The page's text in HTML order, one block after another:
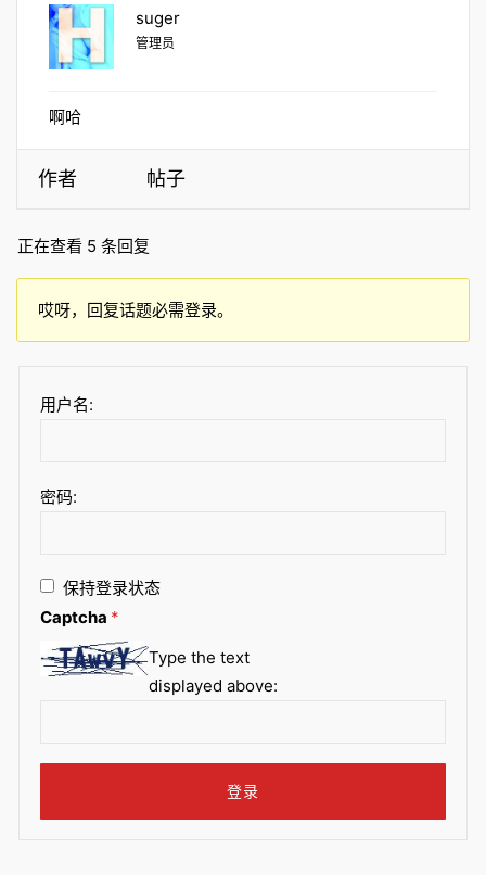
suger
管理员
啊哈
作者 帖子
正在查看 5 条回复
哎呀，回复话题必需登录。
用户名:
密码:
保持登录状态
Captcha *
Type the text
displayed above:
登录